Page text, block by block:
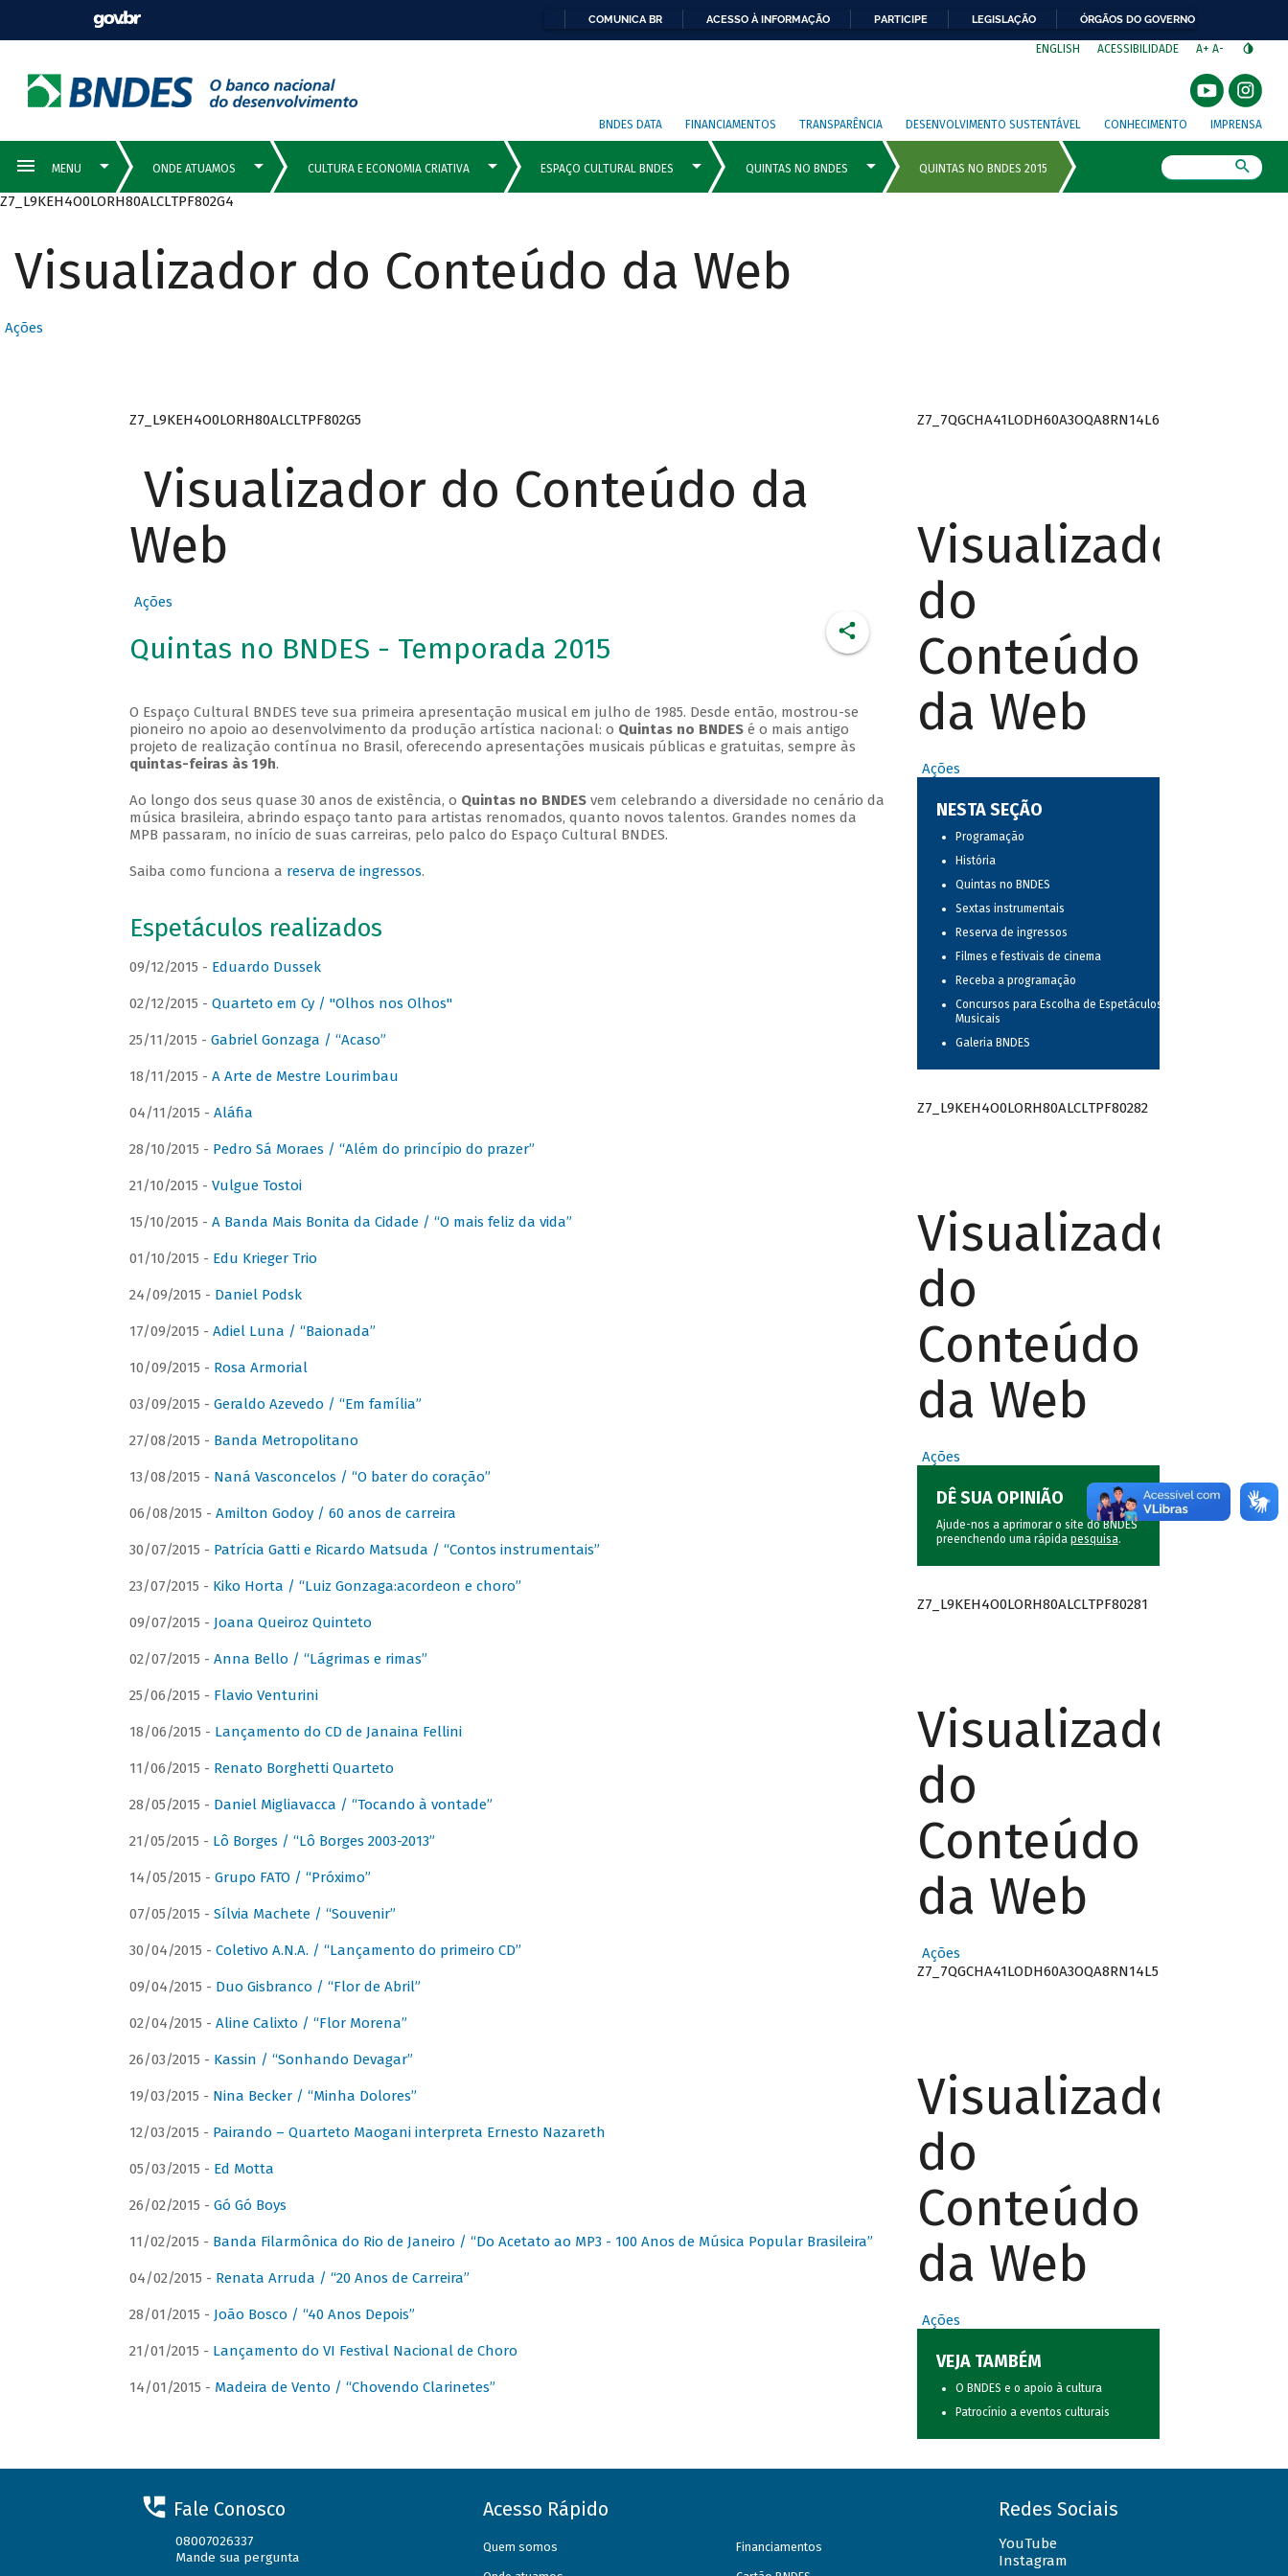
COMUNICA BR ACESSO À INFORMAÇÃO PARTICIPE LEGISLAÇÃO ÓRGÃOS DO GOVERNO
ENGLISH ACESSIBILIDADE A+ A-
BNDES DATA FINANCIAMENTOS TRANSPARÊNCIA DESENVOLVIMENTO SUSTENTÁVEL CONHECIMENTO IMPRENSA
Z7_L9KEH4O0LORH80ALCLTPF802G4
Visualizador do Conteúdo da Web
Ações
Z7_L9KEH4O0LORH80ALCLTPF802G5
Visualizador do Conteúdo da
Web
Ações
Quintas no BNDES - Temporada 2015
O Espaço Cultural BNDES teve sua primeira apresentação musical em julho de 1985. Desde então, mostrou-se
pioneiro no apoio ao desenvolvimento da produção artística nacional: o Quintas no BNDESé o mais antigo
projeto de realização contínua no Brasil, oferecendo apresentações musicais públicas e gratuitas, sempre às
quintas-feiras às 19h.
Ao longo dos seus quase 30 anos de existência, o Quintas no BNDESvem celebrando a diversidade no cenário da
música brasileira, abrindo espaço tanto para artistas renomados, quanto novos talentos. Grandes nomes da
MPB passaram, no início de suas carreiras, pelo palco do Espaço Cultural BNDES.
Saiba como funciona a reserva de ingressos.
Espetáculos realizados
09/12/2015 - Eduardo Dussek
02/12/2015 - Quarteto em Cy / "Olhos nos Olhos"
25/11/2015 - Gabriel Gonzaga / “Acaso”
18/11/2015 - A Arte de Mestre Lourimbau
04/11/2015 - Aláfia
28/10/2015 - Pedro Sá Moraes / “Além do princípio do prazer”
21/10/2015 - Vulgue Tostoi
15/10/2015 - A Banda Mais Bonita da Cidade / “O mais feliz da vida”
01/10/2015 - Edu Krieger Trio
24/09/2015 - Daniel Podsk
17/09/2015 - Adiel Luna / “Baionada”
10/09/2015 - Rosa Armorial
03/09/2015 - Geraldo Azevedo / “Em família”
27/08/2015 - Banda Metropolitano
13/08/2015 - Naná Vasconcelos / “O bater do coração”
06/08/2015 - Amilton Godoy / 60 anos de carreira
30/07/2015 - Patrícia Gatti e Ricardo Matsuda / “Contos instrumentais”
23/07/2015 - Kiko Horta / “Luiz Gonzaga:acordeon e choro”
09/07/2015 - Joana Queiroz Quinteto
02/07/2015 - Anna Bello / “Lágrimas e rimas”
25/06/2015 - Flavio Venturini
18/06/2015 - Lançamento do CD de Janaina Fellini
11/06/2015 - Renato Borghetti Quarteto
28/05/2015 - Daniel Migliavacca / “Tocando à vontade”
21/05/2015 - Lô Borges / “Lô Borges 2003-2013”
14/05/2015 - Grupo FATO / “Próximo”
07/05/2015 - Sílvia Machete / “Souvenir”
30/04/2015 - Coletivo A.N.A. / “Lançamento do primeiro CD”
09/04/2015 - Duo Gisbranco / “Flor de Abril”
02/04/2015 - Aline Calixto / “Flor Morena”
26/03/2015 - Kassin / “Sonhando Devagar”
19/03/2015 - Nina Becker / “Minha Dolores”
12/03/2015 - Pairando – Quarteto Maogani interpreta Ernesto Nazareth
05/03/2015 - Ed Motta
26/02/2015 - Gó Gó Boys
11/02/2015 - Banda Filarmônica do Rio de Janeiro / “Do Acetato ao MP3 - 100 Anos de Música Popular Brasileira”
04/02/2015 - Renata Arruda / “20 Anos de Carreira”
28/01/2015 - João Bosco / “40 Anos Depois”
21/01/2015 - Lançamento do VI Festival Nacional de Choro
14/01/2015 - Madeira de Vento / “Chovendo Clarinetes”
Z7_7QGCHA41LODH60A3OQA8RN14L6
Visualizador
do
Conteúdo
da Web
Ações
NESTA SEÇÃO
Programação
História
Quintas no BNDES
Sextas instrumentais
Reserva de ingressos
Filmes e festivais de cinema
Receba a programação
Concursos para Escolha de Espetáculos
Musicais
Galeria BNDES
Z7_L9KEH4O0LORH80ALCLTPF80282
Visualizador
do
Conteúdo
da Web
Ações
DÊ SUA OPINIÃO
Ajude-nos a aprimorar o site do BNDES
preenchendo uma rápida pesquisa.
Z7_L9KEH4O0LORH80ALCLTPF80281
Visualizador
do
Conteúdo
da Web
Ações
Z7_7QGCHA41LODH60A3OQA8RN14L5
Visualizador
do
Conteúdo
da Web
Ações
VEJA TAMBÉM
O BNDES e o apoio à cultura
Patrocínio a eventos culturais
Fale Conosco
08007026337
Mande sua pergunta
Acesso Rápido
Quem somos Financiamentos
Redes Sociais
YouTube
Instagram